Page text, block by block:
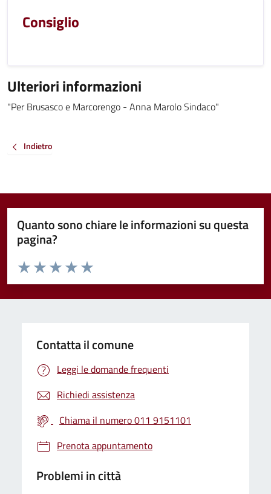
Consiglio
Ulteriori informazioni
"Per Brusasco e Marcorengo - Anna Marolo Sindaco"
Indietro
Quanto sono chiare le informazioni su questa
pagina?
Valuta da 1 a 5 stelle la pagina
Valuta 5 stelle su 5
Valuta 4 stelle su 5
Valuta 3 stelle su 5
Valuta 2 stelle su 5
Valuta 1 stelle su 5
Contatta il comune
Leggi le domande frequenti
Richiedi assistenza
Chiama il numero 011 9151101
Prenota appuntamento
Problemi in città